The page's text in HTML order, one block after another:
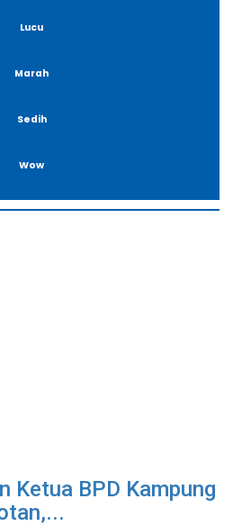
Lucu
Marah
Sedih
Wow
Ketua BPD Kampung